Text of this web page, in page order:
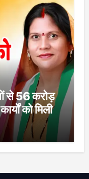
से 56 करोड़
को मिली